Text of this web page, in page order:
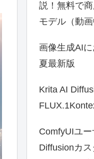
説！無料で
モデル（動
画像生成AI
夏最新版
Krita AI
ComfyUIユ
Diffusionカ